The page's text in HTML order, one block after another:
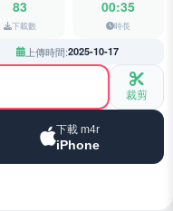
83
下載數
00:35
時長
上傳時間:2025-10-17
裁剪
下載 m4r
iPhone